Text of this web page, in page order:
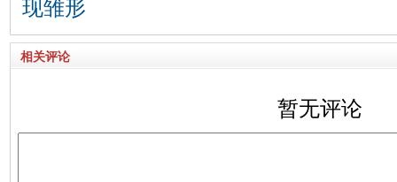
现雏形
相关评论
暂无评论